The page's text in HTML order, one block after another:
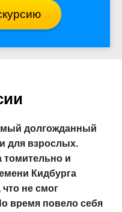
долгожданный
и для взрослых.
томительно и
Кидбурга
не смог
время повело себя